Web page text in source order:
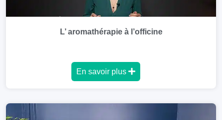
L’ aromathérapie à l’officine
En savoir plus